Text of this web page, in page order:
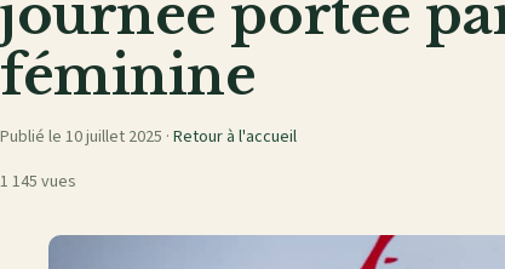
journée portée
féminine
Publié le 10 juillet 2025 · Retour à l'accueil
1 145 vues